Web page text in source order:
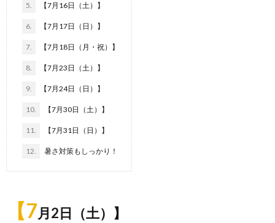
5. 【7月16日（土）】
6. 【7月17日（日）】
7. 【7月18日（月・祝）】
8. 【7月23日（土）】
9. 【7月24日（日）】
10. 【7月30日（土）】
11. 【7月31日（日）】
12. 暑さ対策もしっかり！
【7月2日（土）】